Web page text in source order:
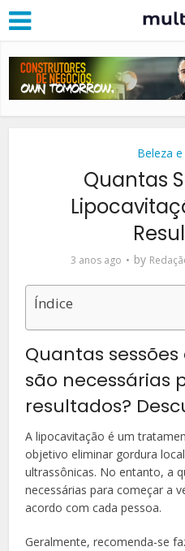
Beleza
Quantas
3 anos ago by
Índice
Quantas
são necessárias
resultados?
A lipocavitação é um
objetivo eliminar gordura
ultrassônicas. No entanto, a
necessárias para começar a
acordo com cada pessoa.
Geralmente, recomenda-se